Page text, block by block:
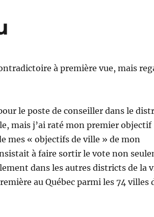
à première vue, mais
le poste de conseiller dans le
mais j’ai raté mon premier objectif
mes « objectifs de ville » de mon
à faire sortir le vote non
dans les autres districts de la
au Québec parmi les 74 villes